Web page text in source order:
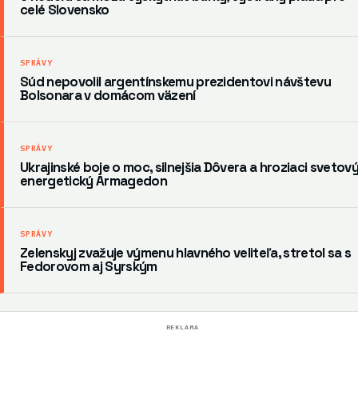
celé Slovensko
SPRÁVY
Súd nepovolil argentínskemu prezidentovi návštevu
Bolsonara v domácom väzení
SPRÁVY
Ukrajinské boje o moc, silnejšia Dôvera a hroziaci
energetický Armagedon
SPRÁVY
Zelenskyj zvažuje výmenu hlavného veliteľa, stretol sa s
Fedorovom aj Syrským
REKLAMA